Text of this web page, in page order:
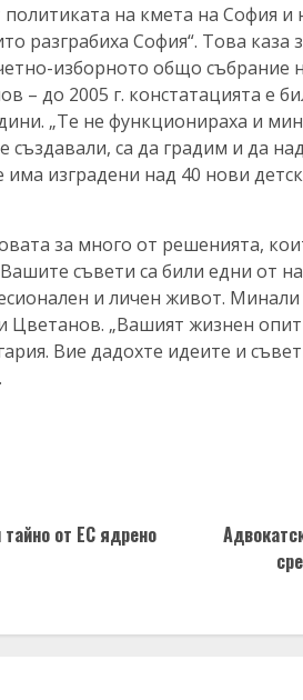
политиката на кмета на София
разграбиха София“. Това каза
изборното общо събрание
– до 2005 г. констатацията е
„Те не функционираха и
създавали, са да градим и да
има изградени над 40 нови
за много от решенията,
съвети са били едни от
и личен живот. Минали
Цветанов. „Вашият жизнен
Вие дадохте идеите и
от ЕС ядрено